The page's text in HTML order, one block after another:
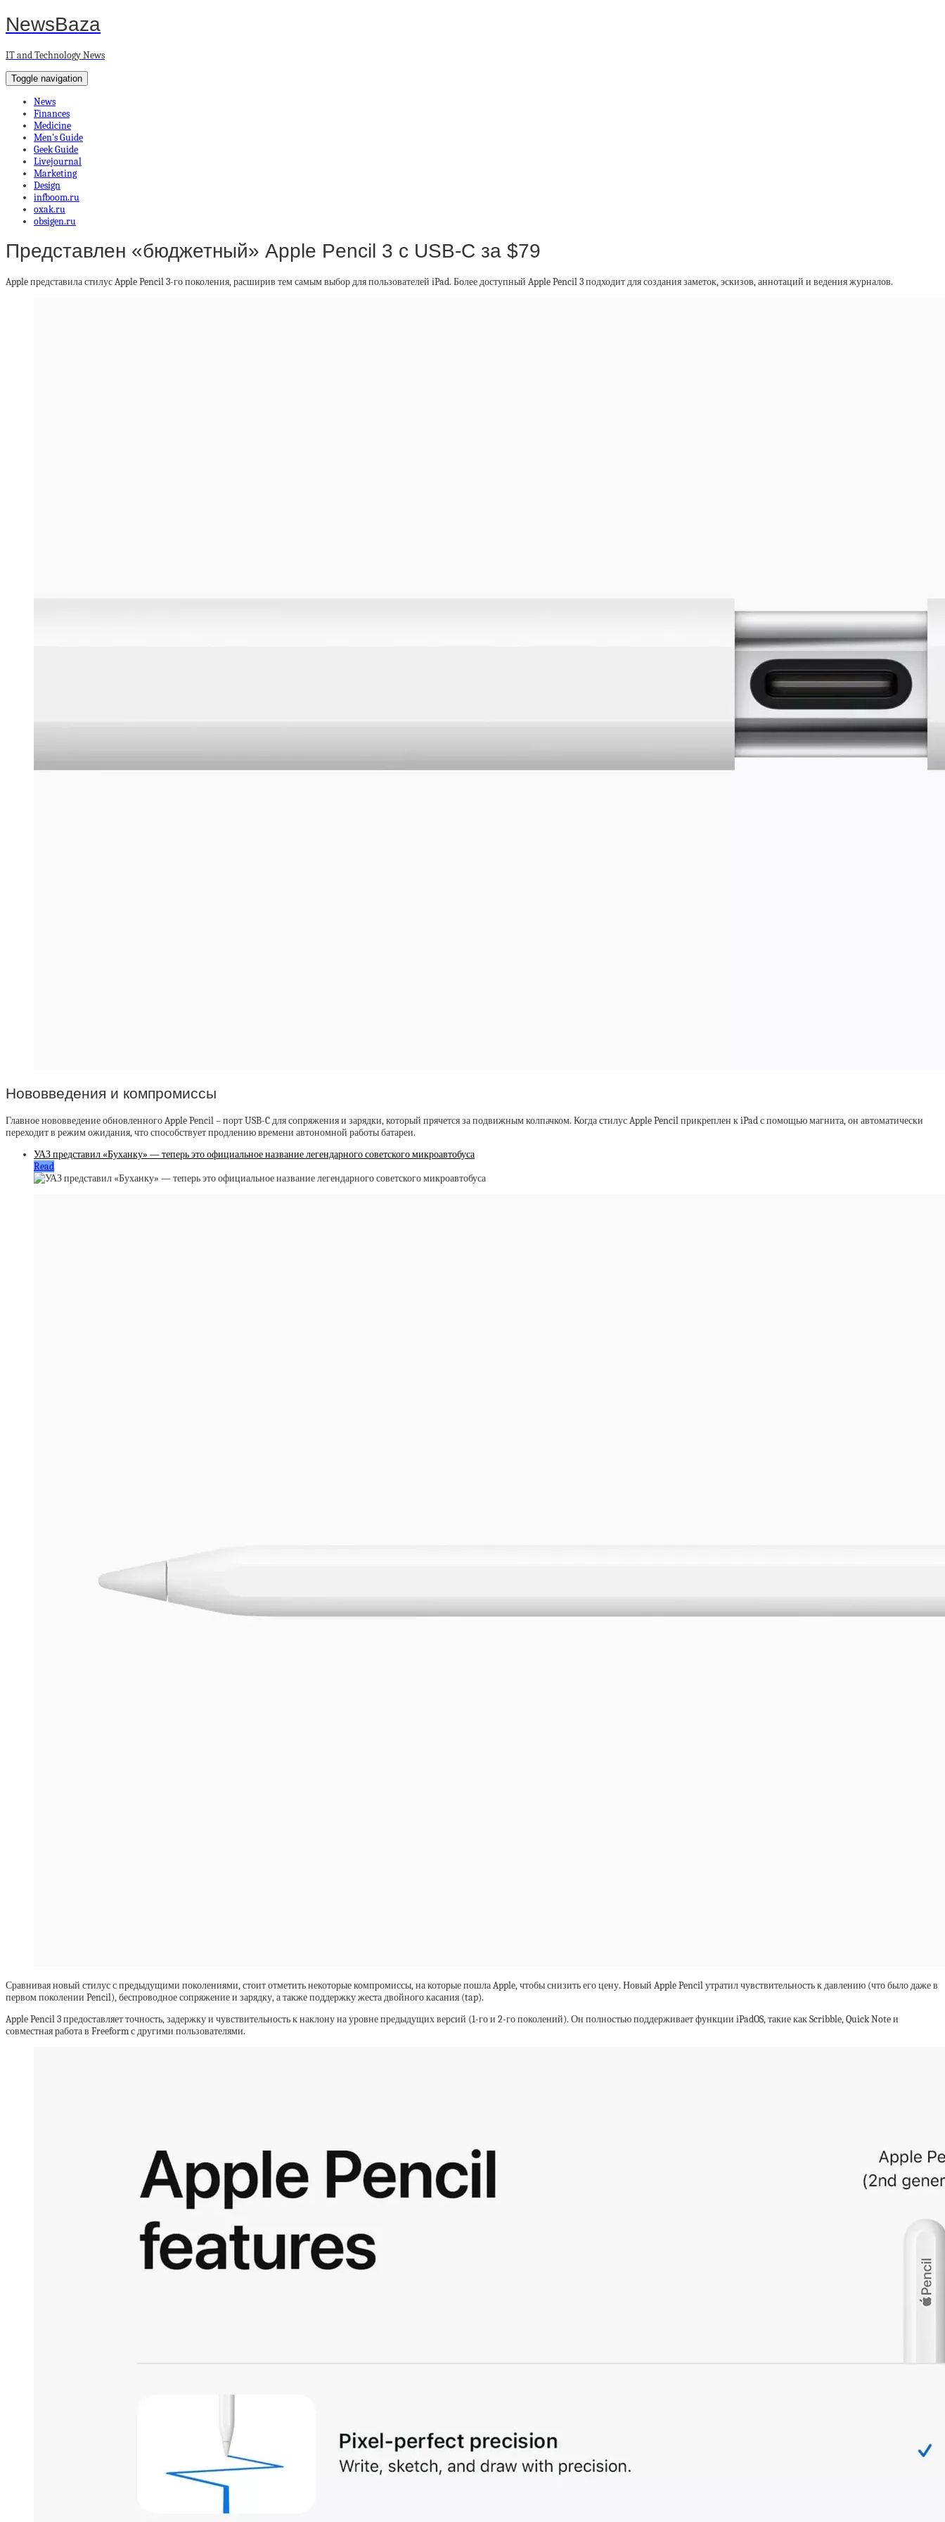
NewsBaza
IT and Technology News
Toggle navigation
News
Finances
Medicine
Men’s Guide
Geek Guide
Livejournal
Marketing
Design
infboom.ru
oxak.ru
obsigen.ru
Представлен «бюджетный» Apple Pencil 3 с USB-C за $79
Apple представила стилус Apple Pencil 3-го поколения, расширив тем самым выбор для пользователей iPad. Более доступный Apple Pencil 3 подходит для создания заметок, эскизов, аннотаций и ведения журналов.
Нововведения и компромиссы
Главное нововведение обновленного Apple Pencil – порт USB-C для сопряжения и зарядки, который прячется за подвижным колпачком. Когда стилус Apple Pencil прикреплен к iPad с помощью магнита, он автоматически
переходит в режим ожидания, что способствует продлению времени автономной работы батареи.
УАЗ представил «Буханку» — теперь это официальное название легендарного советского микроавтобуса
Read
Сравнивая новый стилус с предыдущими поколениями, стоит отметить некоторые компромиссы, на которые пошла Apple, чтобы снизить его цену. Новый Apple Pencil утратил чувствительность к давлению (что было даже в
первом поколении Pencil), беспроводное сопряжение и зарядку, а также поддержку жеста двойного касания (tap).
Apple Pencil 3 предоставляет точность, задержку и чувствительность к наклону на уровне предыдущих версий (1-го и 2-го поколений). Он полностью поддерживает функции iPadOS, такие как Scribble, Quick Note и
совместная работа в Freeform с другими пользователями.